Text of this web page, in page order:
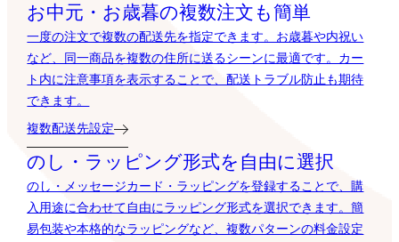
お中元・お歳暮の複数注文も簡単
一度の注文で複数の配送先を指定できます。お歳暮や内祝い
など、同一商品を複数の住所に送るシーンに最適です。カー
ト内に注意事項を表示することで、配送トラブル防止も期待
できます。
複数配送先設定
のし・ラッピング形式を自由に選択
のし・メッセージカード・ラッピングを登録することで、購
入用途に合わせて自由にラッピング形式を選択できます。簡
易包装や本格的なラッピングなど、複数パターンの料金設定